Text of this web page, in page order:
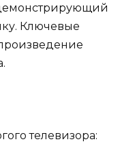
Ключевые
телевизора: